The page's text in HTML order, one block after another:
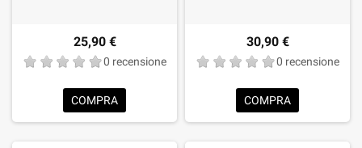
25,90 €
0 recensione
COMPRA
30,90 €
0 recensione
COMPRA